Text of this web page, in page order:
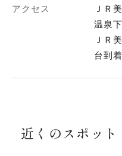
アクセス
ＪＲ
温泉
ＪＲ
台到
近くのスポット